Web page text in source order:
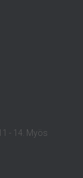
- 14. Myös